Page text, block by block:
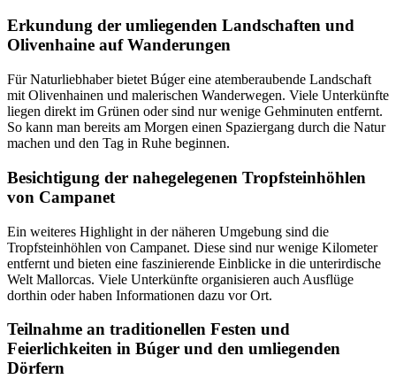
Erkundung der umliegenden Landschaften und
Olivenhaine auf Wanderungen
Für Naturliebhaber bietet Búger eine atemberaubende Landschaft
mit Olivenhainen und malerischen Wanderwegen. Viele Unterkünfte
liegen direkt im Grünen oder sind nur wenige Gehminuten entfernt.
So kann man bereits am Morgen einen Spaziergang durch die Natur
machen und den Tag in Ruhe beginnen.
Besichtigung der nahegelegenen Tropfsteinhöhlen
von Campanet
Ein weiteres Highlight in der näheren Umgebung sind die
Tropfsteinhöhlen von Campanet. Diese sind nur wenige Kilometer
entfernt und bieten eine faszinierende Einblicke in die unterirdische
Welt Mallorcas. Viele Unterkünfte organisieren auch Ausflüge
dorthin oder haben Informationen dazu vor Ort.
Teilnahme an traditionellen Festen und
Feierlichkeiten in Búger und den umliegenden
Dörfern